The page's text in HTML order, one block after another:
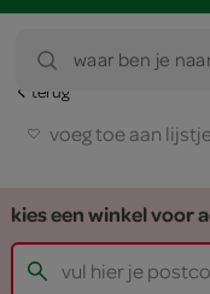
waar ben je
terug
voeg toe aan
kies een winkel voor